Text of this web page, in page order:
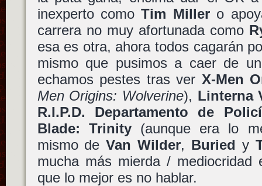
inexperto comoTim Millero
carrera no muy afortunada como
esa es otra, ahora todos cagarán
mismo que pusimos a caer de
echamos pestes tras ver X-Men
Men Origins: Wolverine), Linterna
R.I.P.D. Departamento de
Blade: Trinity(aunque era lo
mismo deVan Wilder, Buried y
mucha más mierda /
que lo mejor es no hablar.